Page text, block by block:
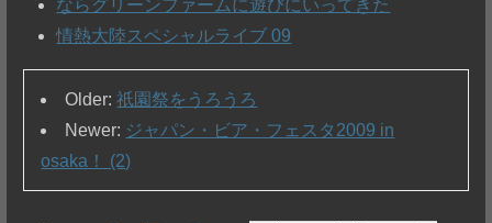
ならグリーンファームに遊びにいってきた
情熱大陸スペシャルライブ 09
Older:祇園祭をうろうろ
Newer: ジャパン・ビア・フェスタ2009 in
osaka！ (2)